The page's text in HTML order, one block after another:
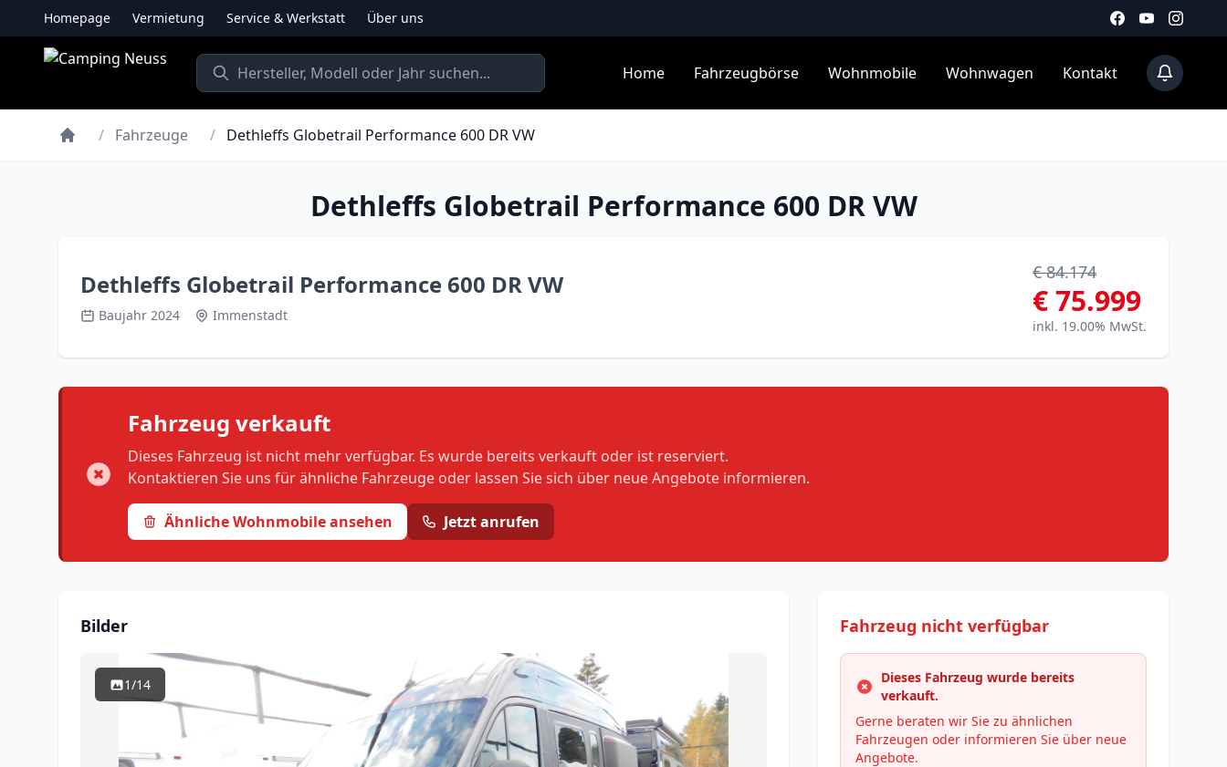
Homepage Vermietung Service & Werkstatt Über uns
Home Fahrzeugbörse Wohnmobile Wohnwagen Kontakt
/ Fahrzeuge / Dethleffs Globetrail Performance 600 DR VW
Dethleffs Globetrail Performance 600 DR VW
Dethleffs Globetrail Performance 600 DR VW
Baujahr 2024 Immenstadt
€ 84.174
€ 75.999
inkl. 19.00% MwSt.
Fahrzeug verkauft
Dieses Fahrzeug ist nicht mehr verfügbar. Es wurde bereits verkauft oder ist reserviert.
Kontaktieren Sie uns für ähnliche Fahrzeuge oder lassen Sie sich über neue Angebote informieren.
Ähnliche Wohnmobile ansehen Jetzt anrufen
Bilder
1/14
Fahrzeug nicht verfügbar
Dieses Fahrzeug wurde bereits
verkauft.
Gerne beraten wir Sie zu ähnlichen
Fahrzeugen oder informieren Sie über neue
Angebote.